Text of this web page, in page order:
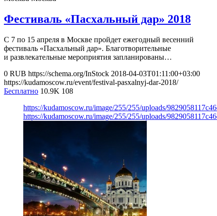
Фестиваль «Пасхальный дар» 2018
С 7 по 15 апреля в Москве пройдет ежегодный весенний
фестиваль «Пасхальный дар». Благотворительные
и развлекательные мероприятия запланированы…
0 RUB https://schema.org/InStock 2018-04-03T01:11:00+03:00
https://kudamoscow.ru/event/festival-pasxalnyj-dar-2018/
Бесплатно 10.9K 108
https://kudamoscow.ru/image/255/255/uploads/
https://kudamoscow.ru/image/255/255/uploads/